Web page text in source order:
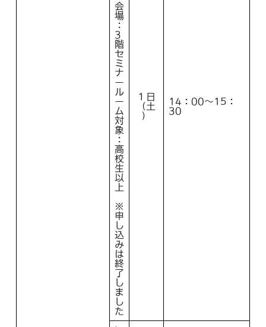
会
場
：
3
階
セ
ミ
ナ
ー
ル
ー
ム
対
象
：
高
校
生
以
上
※
申
し
込
み
は
終
了
し
ま
し
た
１日
（土
）
14：00～15：
30